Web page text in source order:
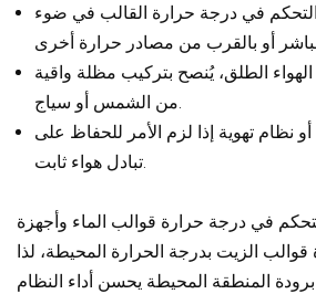
في درجة حرارة القالب في ضوء
الطلق، يُنصح بتركيب مظلة واقية
نظام تهوية إذا لزم الأمر للحفاظ على
في درجة حرارة قوالب الماء وأجهزة
الزيت بدرجة الحرارة المحيطة، لذا
المنطقة المحيطة يحسن أداء النظام